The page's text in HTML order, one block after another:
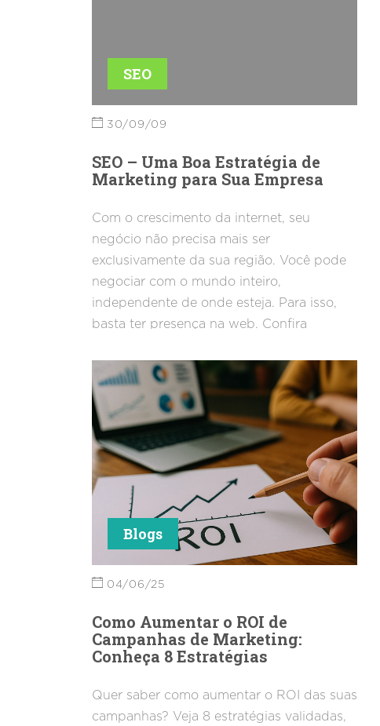
SEO
30/09/09
SEO – Uma Boa Estratégia de
Marketing para Sua Empresa
Com o crescimento da internet, seu
negócio não precisa mais ser
exclusivamente da sua região. Você pode
negociar com o mundo inteiro,
independente de onde esteja. Para isso,
basta ter presença na web. Confira
visibilidade da sua empresa através de
técnicas de SEO.
Blogs
04/06/25
Como Aumentar o ROI de
Campanhas de Marketing:
Conheça 8 Estratégias
Quer saber como aumentar o ROI das suas
campanhas? Veja 8 estratégias validadas,